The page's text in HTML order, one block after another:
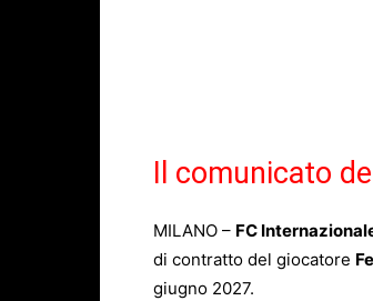
Il comunicato
MILANO – FC
di contratto del giocatore
giugno 2027.